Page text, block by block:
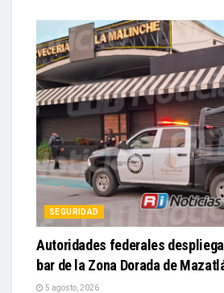
SEGURIDAD
Autoridades federales
bar de la Zona Dorada de
5 agosto, 2026